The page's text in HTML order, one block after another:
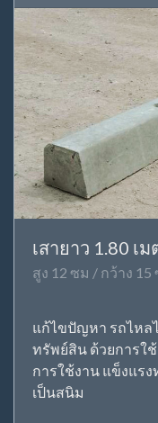
เสายาว 1.80 เ
สูง 12 ซม / กว้าง
แก้ไขปัญหา รถไหล
ทรัพย์สิน ด้วยการใ
การใช้งาน แข็งแร
เป็นสนิม